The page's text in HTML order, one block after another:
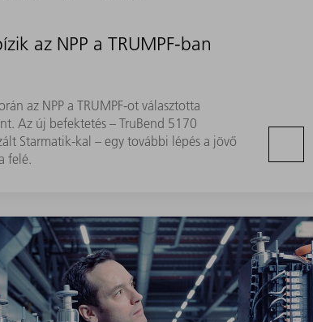
az NPP a TRUMPF-ban
az NPP a TRUMPF-ot választotta
Az új befektetés – TruBend 5170
Starmatik-kal – egy további lépés a jövő
felé.